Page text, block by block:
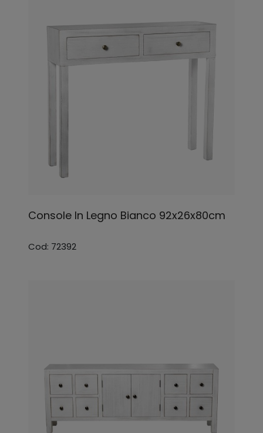
Console In Legno Bianco 92x26x80cm
Cod: 72392